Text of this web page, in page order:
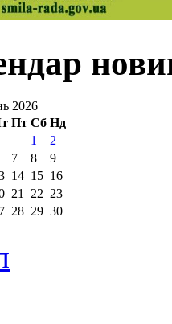
2026
Пт Сб Нд
1
2
7 8
9
14 15 16
21 22 23
28 29 30